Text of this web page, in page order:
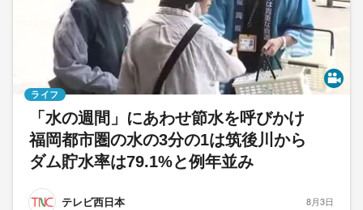
「水の週間」にあわせ節水を呼びかけ
福岡都市圏の水の3分の1は筑後川から
ダム貯水率は79.1%と例年並み
テレビ西日本
ライフ
8月3日